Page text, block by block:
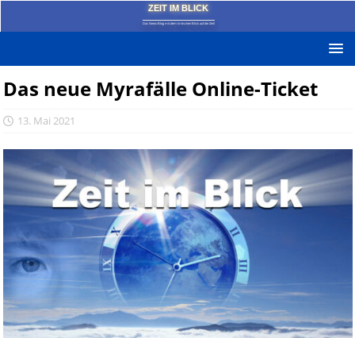
ZEIT IM BLICK
Das News-Blog mit dem kritischen Blick auf die Zeit!
Das neue Myrafälle Online-Ticket
13. Mai 2021